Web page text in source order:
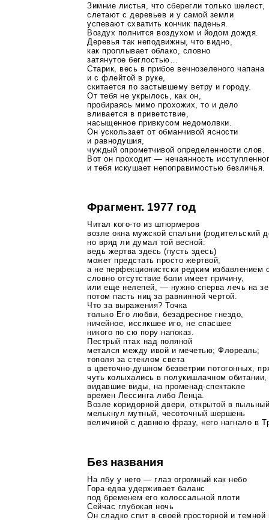
Зимние листья, что сберегли только шелест,
слетают с деревьев и у самой земли
успевают схватить кончик паденья.
Воздух полнится воздухом и йодом дождя.
Деревья так неподвижны, что видно,
как проплывает облако, словно
затянутое беглостью…
Старик, весь в прибое вечнозеленого чапана
и с флейтой в руке,
скитается по застывшему ветру и городу.
От тебя не укрылось, как он,
пробираясь мимо прохожих, то и дело
вливается в приветствие,
насыщенное привкусом недомолвки.
Он ускользает от обманчивой ясности
и равнодушия,
чуждый опрометчивой определенности слов.
Вот он проходит — нечаянность
и тебя искушает непоправимостью безличья.
Фрагмент. 1977 год
Читалкого-то из штюрмеров
возле окна мужской спальни (родительский
но вряд ли думал той весной:
ведь жертва здесь (пусть здесь)
может предстать просто жертвой,
а не перфекционистски редким избавлением
словно отсутствие боли имеет причину,
или еще нелепей, — нужно сперва лечь на
потом пасть ниц за равнинной чертой.
Что за выражения? Точка
только Его любви, безадресное гнездо,
ничейное, иссякшее иго, не спасшее
никого по сю пору напоказ.
Пестрый птах над поляной
метался между ивой и мечетью; Флореаль;
тополя за стеклом света
вцветочно-душном безветрии потогонных,
чуть колыхались в полукишлачном
видавшие виды, напроменад-спектакле
времен Лессинга либо Ленца.
Возле коридорной двери, открытой в
мелькнул мутный, чесоточный шершень
величиной с давнюю фразу, «его нагнало в
Без названия
На лбу у него — глаз огромный как небо
Гора едва удерживает баланс
под бременем его колоссальной плоти
Сейчас глубокая ночь
Он сладко спит в своей просторной и